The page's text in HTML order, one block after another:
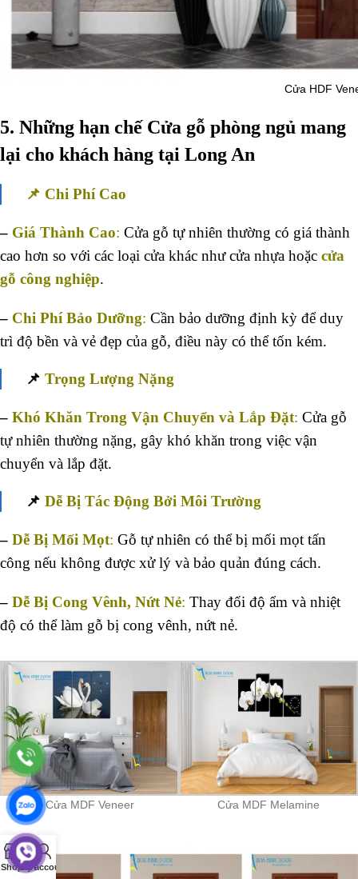
Cửa HDF
5. Những hạn chế Cửa gỗ phòng ngủ mang
lại cho khách hàng tại Long An
📌 Chi Phí Cao
– Giá Thành Cao: Cửa gỗ tự nhiên thường có giá thành
cao hơn so với các loại cửa khác như cửa nhựa hoặc cửa
gỗ công nghiệp.
– Chi Phí Bảo Dưỡng: Cần bảo dưỡng định kỳ để duy
trì độ bền và vẻ đẹp của gỗ, điều này có thể tốn kém.
📌 Trọng Lượng Nặng
– Khó Khăn Trong Vận Chuyển và Lắp Đặt: Cửa gỗ
tự nhiên thường nặng, gây khó khăn trong việc vận
chuyển và lắp đặt.
📌 Dễ Bị Tác Động Bởi Môi Trường
– Dễ Bị Mối Mọt: Gỗ tự nhiên có thể bị mối mọt tấn
công nếu không được xử lý và bảo quản đúng cách.
– Dễ Bị Cong Vênh, Nứt Nẻ: Thay đổi độ ẩm và nhiệt
độ có thể làm gỗ bị cong vênh, nứt nẻ.
Cửa MDF Veneer Cửa MDF Melamine
Shop
0
Cart
My account